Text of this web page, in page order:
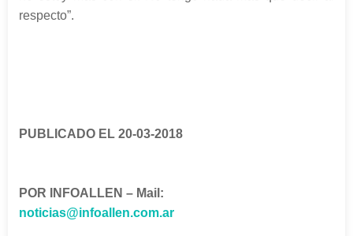
respecto”.
PUBLICADO EL 20-03-2018
POR INFOALLEN – Mail:
noticias@infoallen.com.ar